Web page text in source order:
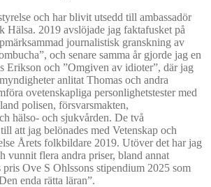
och har blivit utsedd till ambassadör
Hälsa. 2019 avslöjade jag faktafusket på
journalistisk granskning av
och senare samma år gjorde jag en
Erikson och ”Omgiven av idioter”, där jag
anlitat Thomas och andra
ovetenskapliga personlighetstester med
polisen, försvarsmakten,
hälso- och sjukvården. De två
att jag belönades med Vetenskap och
Årets folkbildare 2019. Utöver det har jag
vunnit flera andra priser, bland annat
Ove S Ohlssons stipendium 2025 som
enda rätta läran”.